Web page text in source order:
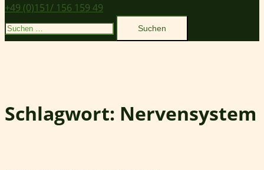
+49 (0)151/ 156 159 49
Suchen
nach:
Schlagwort: Nervensystem